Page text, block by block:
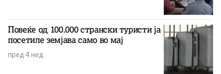
Повеќе од 100.000 странски туристи ја
посетиле земјава само во мај
пред 4 нед.